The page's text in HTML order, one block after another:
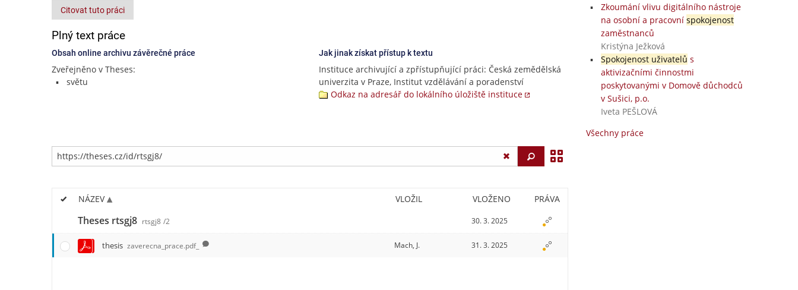
Citovat tuto práci
Plný text práce
Obsah online archivu závěrečné práce
Zveřejněno v Theses:
světu
Jak jinak získat přístup k textu
Instituce archivující a zpřístupňující práci: Česká zemědělská
univerzita v Praze, Institut vzdělávání a poradenství
Odkaz na adresář do lokálního úložiště instituce
Zkoumání vlivu digitálního nástroje
na osobní a pracovní spokojenost
zaměstnanců
Kristýna Ježková
Spokojenost uživatelů s
aktivizačními činnostmi
poskytovanými v Domově důchodců
v Sušici, p.o.
Iveta PEŠLOVÁ
Všechny práce
Vyhledat
NÁZEV VLOŽIL VLOŽENO PRÁVA
Theses rtsgj8 rtsgj8 /2 30. 3. 2025
thesis zaverecna_prace.pdf_ Mach, J. 31. 3. 2025